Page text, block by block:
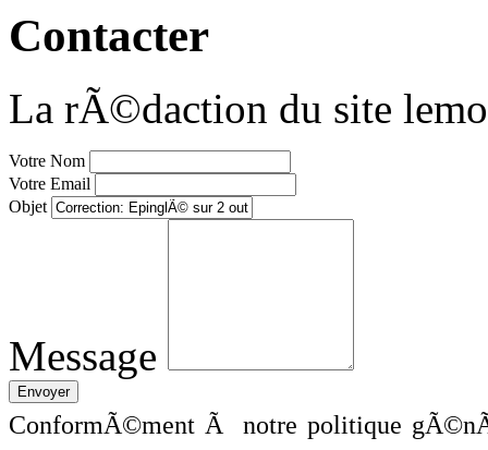
Contacter
La rÃ©daction du site
Votre Nom
Votre Email
Objet
Message
ConformÃ©ment Ã notre politique